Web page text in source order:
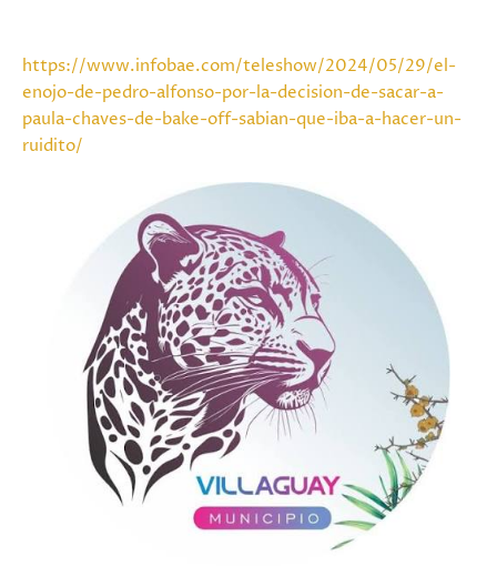
https://www.infobae.com/teleshow/2024/05/29/el-
enojo-de-pedro-alfonso-por-la-decision-de-sacar-a-
paula-chaves-de-bake-off-sabian-que-iba-a-hacer-un-
ruidito/